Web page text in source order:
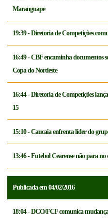
Maranguape
19:39 - Diretoria de Competições
16:49 - CBF encaminha documentos
Copa do Nordeste
16:44 - Diretoria de Competições
15
15:10 - Caucaia enfrenta líder do
13:46 - Futebol Cearense não para no
Publicada em 04/02/2016
18:04 - DCO/FCF comunica